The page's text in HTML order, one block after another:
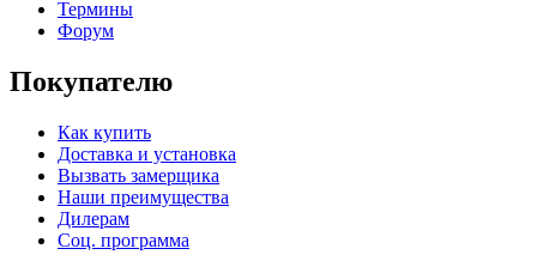
Термины
Форум
Покупателю
Как купить
Доставка и установка
Вызвать замерщика
Наши преимущества
Дилерам
Соц. программа